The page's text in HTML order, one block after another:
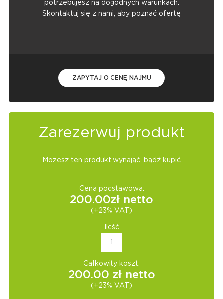
potrzebujesz na dogodnych warunkach.
Skontaktuj się z nami, aby poznać ofertę
ZAPYTAJ O CENĘ NAJMU
Zarezerwuj produkt
Możesz ten produkt wynająć, bądź kupić
Cena podstawowa:
200.00zł netto
(+23% VAT)
Ilość
Całkowity koszt:
200.00 zł netto
(+23% VAT)